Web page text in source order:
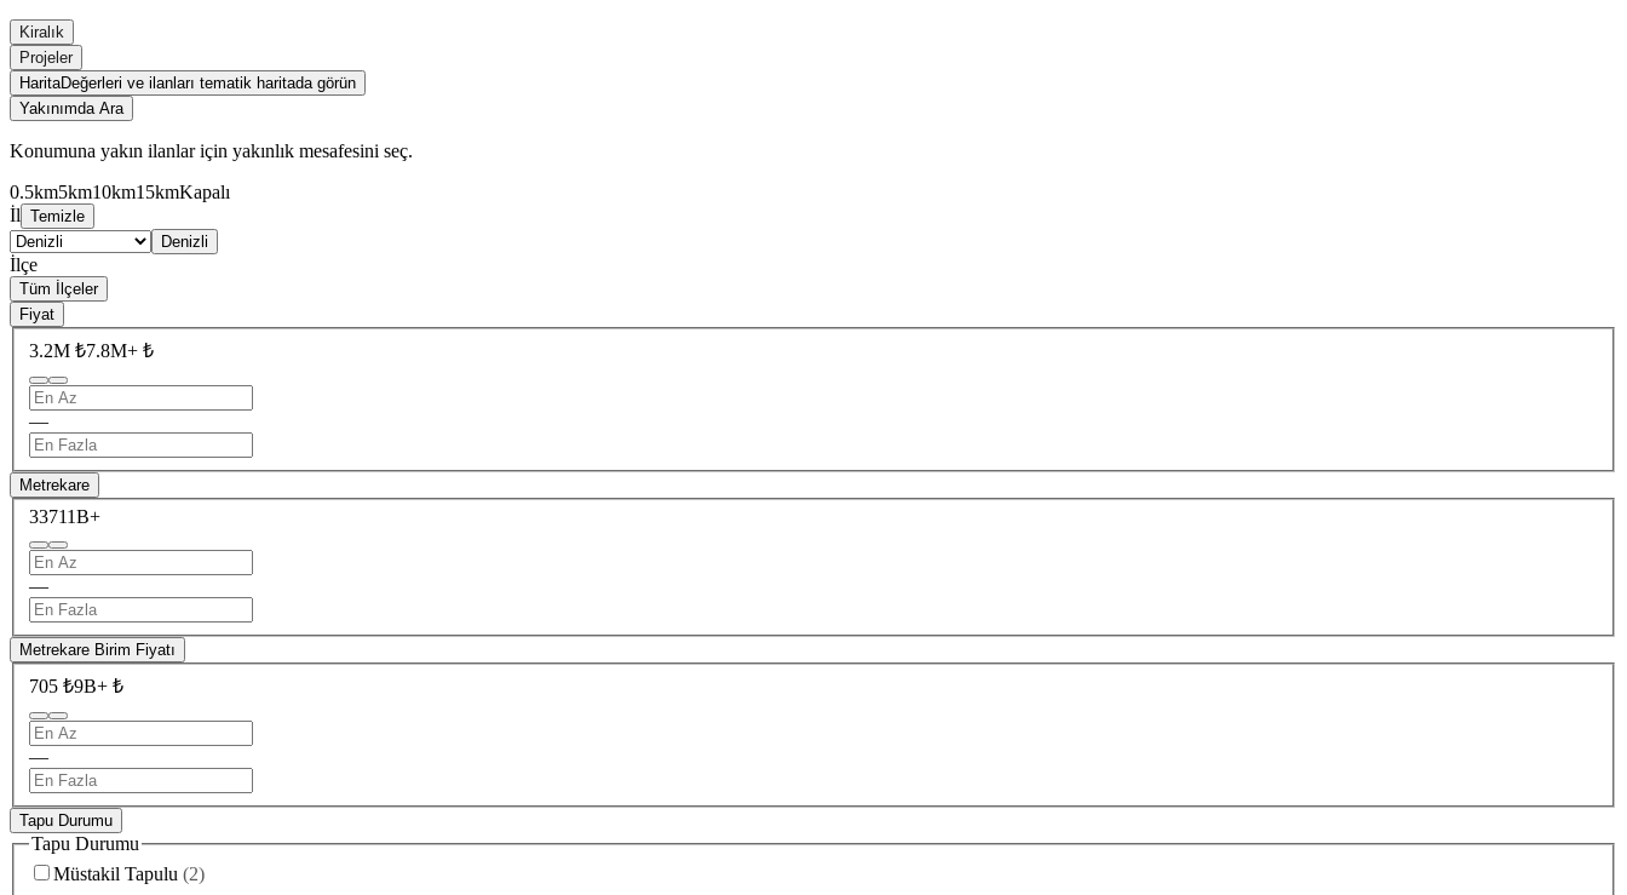
Kiralık
Projeler
HaritaDeğerleri ve ilanları tematik haritada görün
Yakınımda Ara
Konumuna yakın ilanlar için yakınlık mesafesini seç.
0.5km5km10km15kmKapalı
İl Temizle
Denizli
İlçe
Tüm İlçeler
Fiyat
3.2M ₺7.8M+ ₺
—
Metrekare
33711B+
—
Metrekare Birim Fiyatı
705 ₺9B+ ₺
—
Tapu Durumu
Tapu Durumu
Müstakil Tapulu (2)